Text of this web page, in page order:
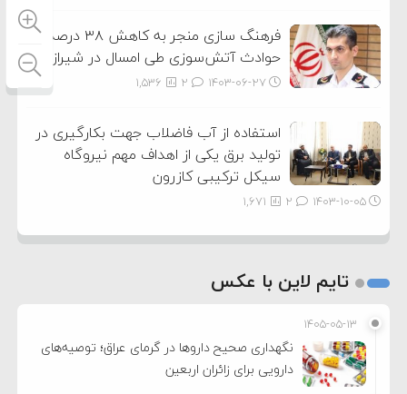
فرهنگ سازی منجر به کاهش ۳۸ درصدی
حوادث آتش‌سوزی طی امسال در شیراز شد
۱۴۰۳-۰۶-۲۷ 1,536
استفاده از آب فاضلاب جهت بکارگیری در
تولید برق یکی از اهداف مهم نیروگاه
سیکل ترکیبی کازرون
۱۴۰۳-۱۰-۰۵ 1,671
تایم لاین با عکس
۱۴۰۵-۰۵-۱۳
نگهداری صحیح داروها در گرمای عراق؛ توصیه‌های
دارویی برای زائران اربعین